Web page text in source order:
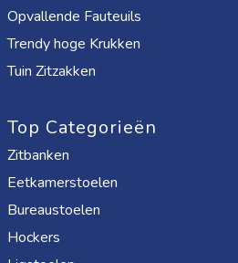
Opvallende Fauteuils
Trendy hoge Krukken
Tuin Zitzakken
Top Categorieën
Zitbanken
Eetkamerstoelen
Bureaustoelen
Hockers